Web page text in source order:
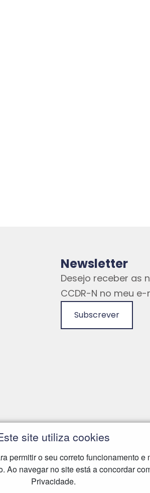
Newsletter
Desejo receber as
CCDR-N no meu e-
Subscrever
site utiliza cookies
permitir o seu correto funcionamento e
Ao navegar no site está a concordar
Privacidade.